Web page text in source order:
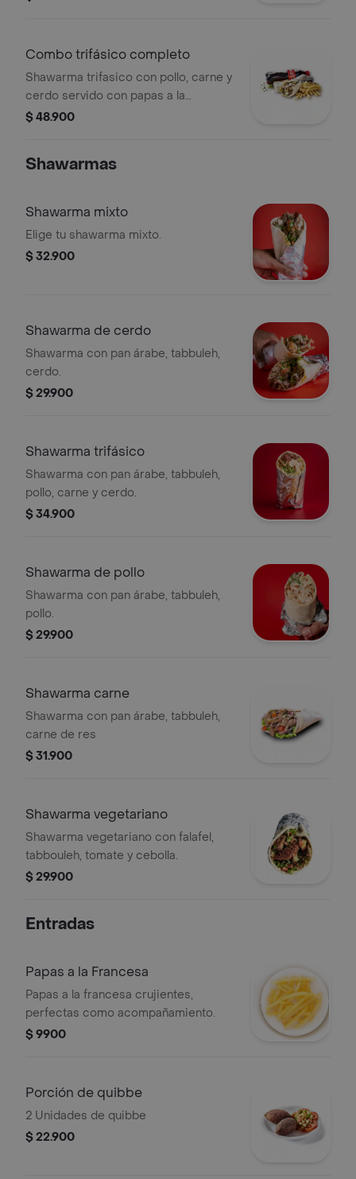
vegetales frescos.
Combo trifásico completo
Shawarma trifasico con pollo, carne y
cerdo servido con papas a la
francesa (160g) y gaseosa a elección.
$ 48.900
Shawarmas
Shawarma mixto
Elige tu shawarma mixto.
$ 32.900
Shawarma de cerdo
Shawarma con pan árabe, tabbuleh,
cerdo.
$ 29.900
Shawarma trifásico
Shawarma con pan árabe, tabbuleh,
pollo, carne y cerdo.
$ 34.900
Shawarma de pollo
Shawarma con pan árabe, tabbuleh,
pollo.
$ 29.900
Shawarma carne
Shawarma con pan árabe, tabbuleh,
carne de res
$ 31.900
Shawarma vegetariano
Shawarma vegetariano con falafel,
tabbouleh, tomate y cebolla.
$ 29.900
Entradas
Papas a la Francesa
Papas a la francesa crujientes,
perfectas como acompañamiento.
$ 9900
Porción de quibbe
2 Unidades de quibbe
$ 22.900